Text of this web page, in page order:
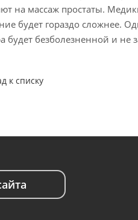
на массаж простаты.
будет гораздо сложнее.
будет безболезненной и не
к списку